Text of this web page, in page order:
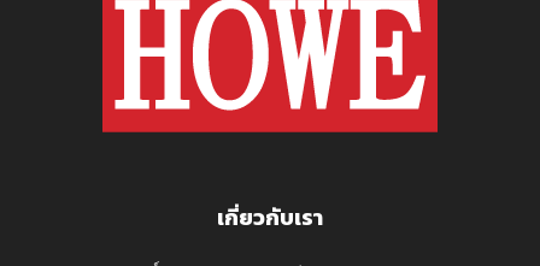
เกี่ยวกับเรา